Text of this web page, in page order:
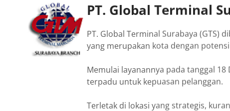
PT. Global Terminal
PT. Global Terminal Surabaya
yang merupakan kota dengan
Memulai layanannya pada tanggal
terpadu untuk kepuasan pelanggan.
Terletak di lokasi yang strategis,